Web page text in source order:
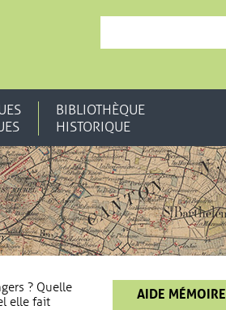
BIBLIOTHÈQUE
HISTORIQUE
? Quelle
elle fait
AIDE MÉMOIRE